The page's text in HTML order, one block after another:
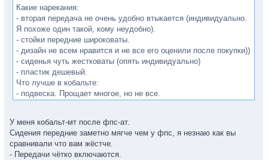
Какие нарекания:
- вторая передача не очень удобно втыкается (индивидуально.
Я похоже один такой, кому неудобно).
- стойки передние широковаты.
- дизайн не всем нравится и не все его оценили после покупки))
- сиденья чуть жестковаты (опять индивидуально)
- пластик дешевый.
Что лучше в кобальте:
- подвеска. Прощает многое, но не все.
Взял бы поло, если бы не непонятные проблемы с двигателем.
Поставят нормальное пихло - следующим авто возьму его.
У меня кобальт-мт после фпс-ат.
Сидения передние заметно мягче чем у фпс, я незнаю как вы
сравнивали что вам жёстче.
- Передачи чётко включаются.